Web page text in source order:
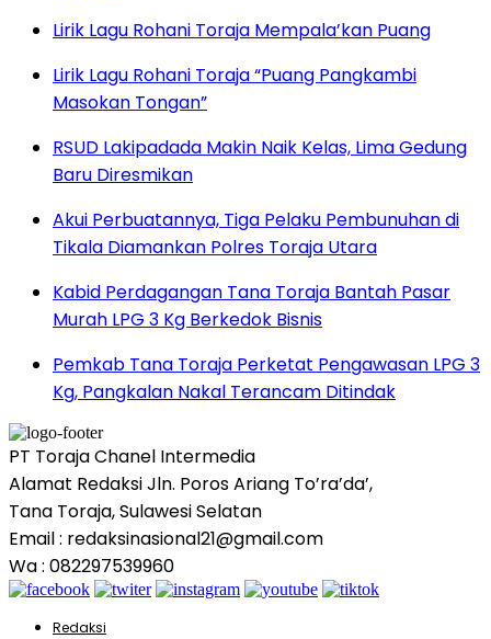
Lirik Lagu Rohani Toraja Mempala’kan Puang
Lirik Lagu Rohani Toraja “Puang Pangkambi
Masokan Tongan”
RSUD Lakipadada Makin Naik Kelas, Lima Gedung
Baru Diresmikan
Akui Perbuatannya, Tiga Pelaku Pembunuhan di
Tikala Diamankan Polres Toraja Utara
Kabid Perdagangan Tana Toraja Bantah Pasar
Murah LPG 3 Kg Berkedok Bisnis
Pemkab Tana Toraja Perketat Pengawasan LPG 3
Kg, Pangkalan Nakal Terancam Ditindak
PT Toraja Chanel Intermedia
Alamat Redaksi Jln. Poros Ariang To’ra’da’,
Tana Toraja, Sulawesi Selatan
Email : redaksinasional21@gmail.com
Wa : 082297539960
Redaksi